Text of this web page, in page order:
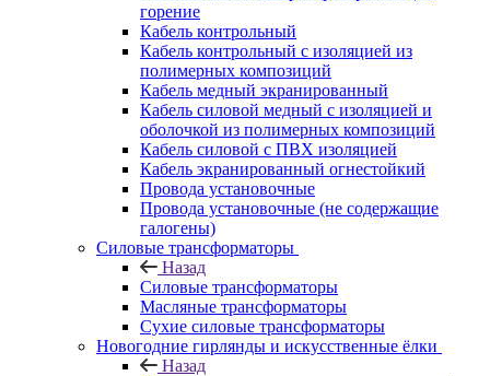
горение
Кабель контрольный
Кабель контрольный с изоляцией из
полимерных композиций
Кабель медный экранированный
Кабель силовой медный с изоляцией и
оболочкой из полимерных композиций
Кабель силовой с ПВХ изоляцией
Кабель экранированный огнестойкий
Провода установочные
Провода установочные (не содержащие
галогены)
Силовые трансформаторы
Назад
Силовые трансформаторы
Масляные трансформаторы
Сухие силовые трансформаторы
Новогодние гирлянды и искусственные ёлки
Назад